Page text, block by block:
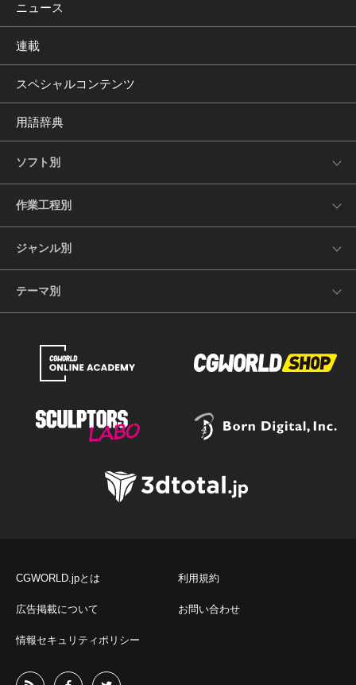
ニュース
連載
スペシャルコンテンツ
用語辞典
ソフト別
作業工程別
ジャンル別
テーマ別
CGWORLD.jpとは 利用規約
広告掲載について お問い合わせ
情報セキュリティポリシー